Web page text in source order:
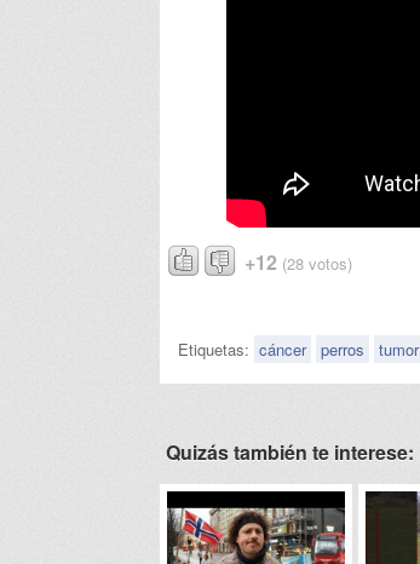
+12 (28 votos)
Etiquetas: cáncer perros tumor
Quizás también te interese: